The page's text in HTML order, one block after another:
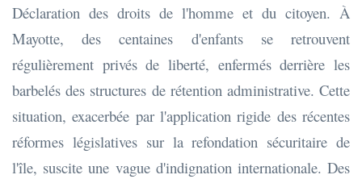
Déclaration des droits de l'homme et du citoyen. À
Mayotte, des centaines d'enfants se retrouvent
régulièrement privés de liberté, enfermés derrière les
barbelés des structures de rétention administrative. Cette
situation, exacerbée par l'application rigide des récentes
réformes législatives sur la refondation sécuritaire de
l'île, suscite une vague d'indignation internationale. Des